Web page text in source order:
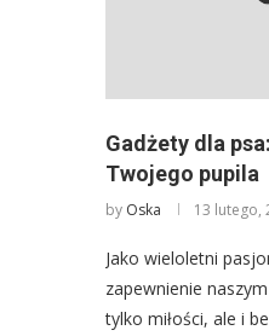
Gadżety dla
Twojego pupila
by Oska 13 lutego,
Jako wieloletni
zapewnienie
tylko miłości, ale i